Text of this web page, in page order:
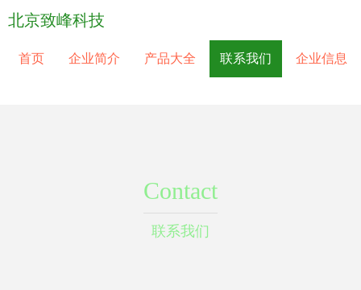
北京致峰科技
首页 企业简介 产品大全 联系我们 企业信息
Contact
联系我们